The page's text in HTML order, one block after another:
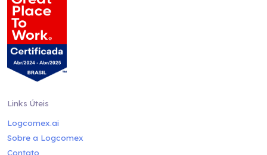
Links Úteis
Logcomex.ai
Sobre a Logcomex
Contato